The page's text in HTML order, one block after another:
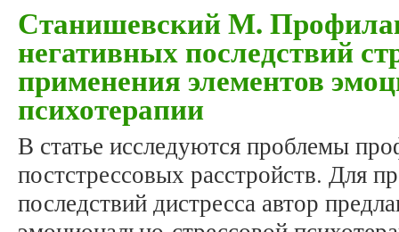
Станишевский М.
негативных последствий
применения элементов
психотерапии
В статье исследуются проблемы
постстрессовых расстройств. Для
последствий дистресса автор